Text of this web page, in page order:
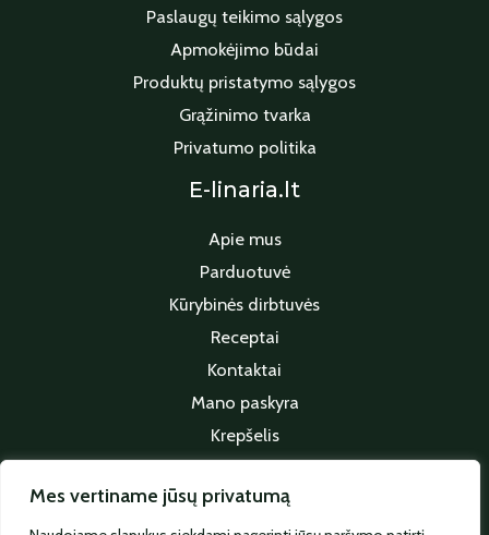
Mes vertiname jūsų privatumą
Paslaugų teikimo sąlygos
Apmokėjimo būdai
Produktų pristatymo sąlygos
Grąžinimo tvarka
Privatumo politika
E-linaria.lt
Apie mus
Parduotuvė
Kūrybinės dirbtuvės
Receptai
Kontaktai
Mano paskyra
Krepšelis
Sekite mus